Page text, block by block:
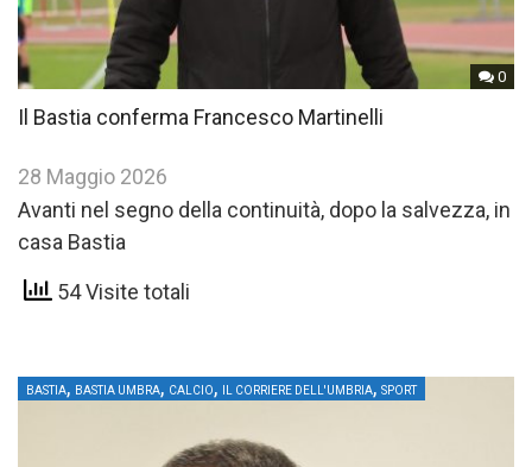
0
Il Bastia conferma Francesco Martinelli
28 Maggio 2026
Avanti nel segno della continuità, dopo la salvezza, in
casa Bastia
54 Visite totali
BASTIA, BASTIA UMBRA, CALCIO, IL CORRIERE DELL'UMBRIA, SPORT